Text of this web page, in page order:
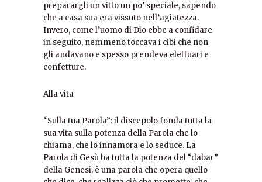
preparargli un vitto un po’ speciale, sapendo
che a casa sua era vissuto nell’agiatezza.
Invero, come l’uomo di Dio ebbe a confidare
in seguito, nemmeno toccava i cibi che non
gli andavano e spesso prendeva elettuari e
confetture.
Alla vita
“Sulla tua Parola”: il discepolo fonda tutta la
sua vita sulla potenza della Parola che lo
chiama, che lo innamora e lo seduce. La
Parola di Gesù ha tutta la potenza del “dabar”
della Genesi, è una parola che opera quello